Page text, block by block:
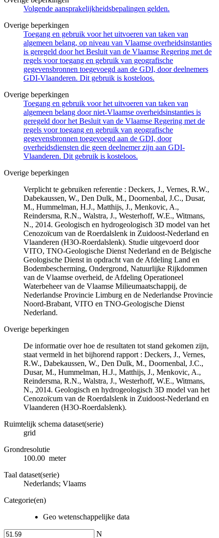
Volgende aansprakelijkheidsbepalingen gelden.
Overige beperkingen
Toegang en gebruik voor het uitvoeren van taken van
algemeen belang, op niveau van Vlaamse overheidsinstanties
is geregeld door het Besluit van de Vlaamse Regering met de
regels voor toegang en gebruik van geografische
gegevensbronnen toegevoegd aan de GDI, door deelnemers
GDI-Vlaanderen. Dit gebruik is kosteloos.
Overige beperkingen
Toegang en gebruik voor het uitvoeren van taken van
algemeen belang door niet-Vlaamse overheidsinstanties is
geregeld door het Besluit van de Vlaamse Regering met de
regels voor toegang en gebruik van geografische
gegevensbronnen toegevoegd aan de GDI, door
overheidsdiensten die geen deelnemer zijn aan GDI-
Vlaanderen. Dit gebruik is kosteloos.
Overige beperkingen
Verplicht te gebruiken referentie : Deckers, J., Vernes, R.W.,
Dabekaussen, W., Den Dulk, M., Doornenbal, J.C., Dusar,
M., Hummelman, H.J., Matthijs, J., Menkovic, A.,
Reindersma, R.N., Walstra, J., Westerhoff, W.E., Witmans,
N., 2014. Geologisch en hydrogeologisch 3D model van het
Cenozoïcum van de Roerdalslenk in Zuidoost-Nederland en
Vlaanderen (H3O-Roerdalslenk). Studie uitgevoerd door
VITO, TNO-Geologische Dienst Nederland en de Belgische
Geologische Dienst in opdracht van de Afdeling Land en
Bodembescherming, Ondergrond, Natuurlijke Rijkdommen
van de Vlaamse overheid, de Afdeling Operationeel
Waterbeheer van de Vlaamse Milieumaatschappij, de
Nederlandse Provincie Limburg en de Nederlandse Provincie
Noord-Brabant, VITO en TNO-Geologische Dienst
Nederland.
Overige beperkingen
De informatie over hoe de resultaten tot stand gekomen zijn,
staat vermeld in het bijhorend rapport : Deckers, J., Vernes,
R.W., Dabekaussen, W., Den Dulk, M., Doornenbal, J.C.,
Dusar, M., Hummelman, H.J., Matthijs, J., Menkovic, A.,
Reindersma, R.N., Walstra, J., Westerhoff, W.E., Witmans,
N., 2014. Geologisch en hydrogeologisch 3D model van het
Cenozoïcum van de Roerdalslenk in Zuidoost-Nederland en
Vlaanderen (H3O-Roerdalslenk).
Ruimtelijk schema dataset(serie)
grid
Grondresolutie
100.00 meter
Taal dataset(serie)
Nederlands; Vlaams
Categorie(en)
Geo wetenschappelijke data
N